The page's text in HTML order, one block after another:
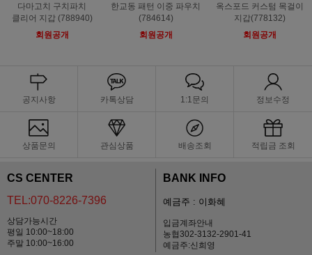
다마고치 구치파치
클리어 지갑 (788940)
회원공개
한교동 패턴 이중 파우치
(784614)
회원공개
옥스포드 커스텀 목걸이
지갑(778132)
회원공개
공지사항 카톡상담 1:1문의 정보수정
상품문의 관심상품 배송조회 적립금 조회
CS CENTER
TEL:070-8226-7396
상담가능시간
평일 10:00~18:00
주말 10:00~16:00
BANK INFO
예금주 : 이화혜
입금계좌안내
농협302-3132-2901-41
예금주:신희영